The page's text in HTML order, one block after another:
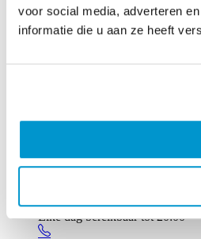
voor social media, adverteren
informatie die u aan ze heeft
Elke dag bereikbaar tot 20:00